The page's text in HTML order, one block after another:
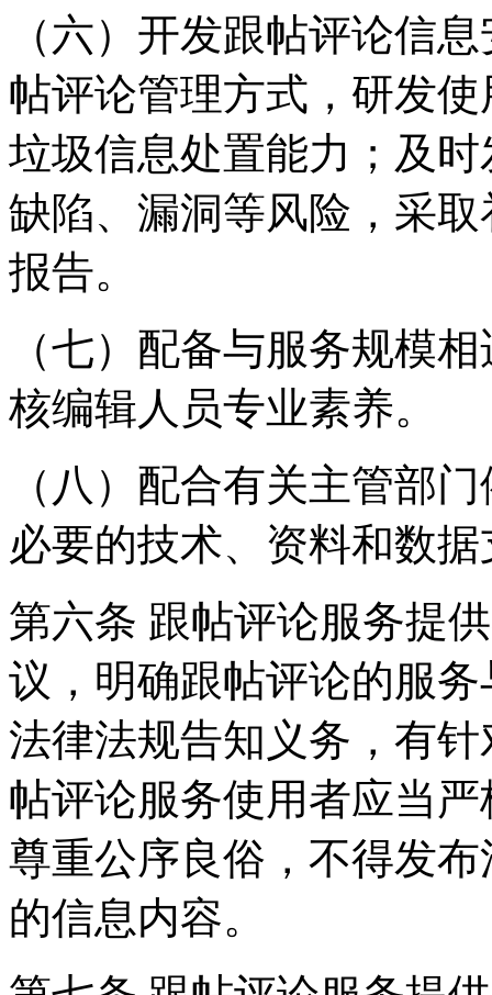
（六）开发跟帖评论信
帖评论管理方式，研发
垃圾信息处置能力；及
缺陷、漏洞等风险，采
报告。
（七）配备与服务规模
核编辑人员专业素养。
（八）配合有关主管部
必要的技术、资料和数
第六条 跟帖评论服务提
议，明确跟帖评论的服
法律法规告知义务，有
帖评论服务使用者应当
尊重公序良俗，不得发
的信息内容。